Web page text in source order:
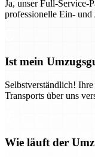
Ja, unser Full-Service-
professionelle Ein- und
Ist mein
Selbstverständlich!
Transports über uns
Wie läuft der